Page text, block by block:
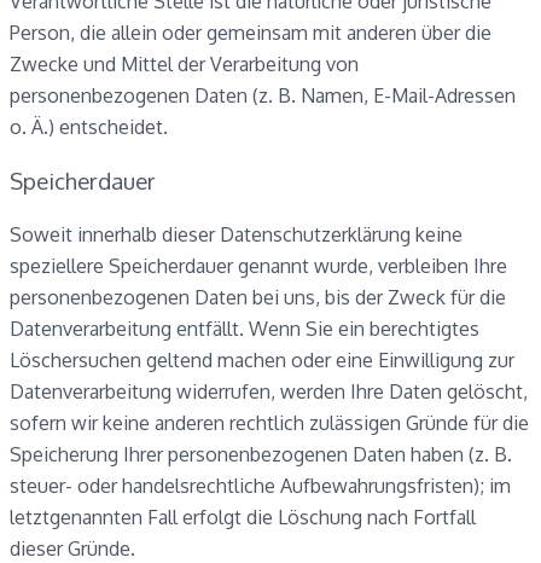
Person, die allein oder gemeinsam mit anderen über die
Zwecke und Mittel der Verarbeitung von
personenbezogenen Daten (z. B. Namen, E-Mail-Adressen
o. Ä.) entscheidet.
Speicherdauer
Soweit innerhalb dieser Datenschutzerklärung keine
speziellere Speicherdauer genannt wurde, verbleiben Ihre
personenbezogenen Daten bei uns, bis der Zweck für die
Datenverarbeitung entfällt. Wenn Sie ein berechtigtes
Löschersuchen geltend machen oder eine Einwilligung zur
Datenverarbeitung widerrufen, werden Ihre Daten gelöscht,
sofern wir keine anderen rechtlich zulässigen Gründe für die
Speicherung Ihrer personenbezogenen Daten haben (z. B.
steuer- oder handelsrechtliche Aufbewahrungsfristen); im
letztgenannten Fall erfolgt die Löschung nach Fortfall
dieser Gründe.